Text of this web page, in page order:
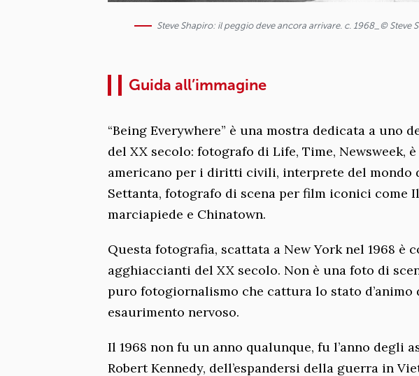
Steve Shapiro: il peggio deve ancora arrivare. c. 1968_© Steve
Guida all’immagine
“Being Everywhere” è una mostra dedicata a
del XX secolo: fotografo di Life, Time, Newsweek,
americano per i diritti civili, interprete del mondo
Settanta, fotografo di scena per film iconici come
marciapiede e Chinatown.
Questa fotografia, scattata a New York nel 1968 è
agghiaccianti del XX secolo. Non è una foto di
puro fotogiornalismo che cattura lo stato d’animo
esaurimento nervoso.
Il 1968 non fu un anno qualunque, fu l’anno degli
Robert Kennedy, dell’espandersi della guerra in